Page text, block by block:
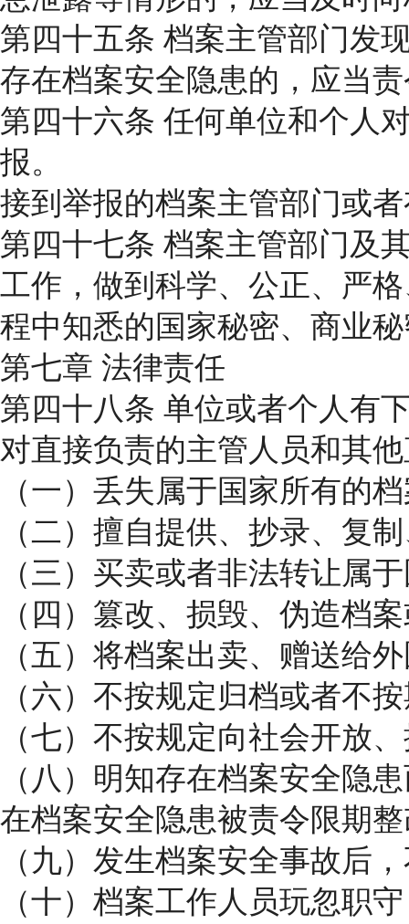
第四十五条 档案主管部门发
存在档案安全隐患的，应当
第四十六条 任何单位和个人
报。
接到举报的档案主管部门或
第四十七条 档案主管部门及
工作，做到科学、公正、严
程中知悉的国家秘密、商业
第七章 法律责任
第四十八条 单位或者个人有
对直接负责的主管人员和其
（一）丢失属于国家所有的
（二）擅自提供、抄录、复
（三）买卖或者非法转让属
（四）篡改、损毁、伪造档
（五）将档案出卖、赠送给
（六）不按规定归档或者不
（七）不按规定向社会开放
（八）明知存在档案安全隐
在档案安全隐患被责令限期
（九）发生档案安全事故后
（十）档案工作人员玩忽职